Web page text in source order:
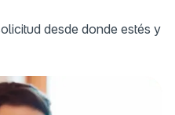
desde donde estés y